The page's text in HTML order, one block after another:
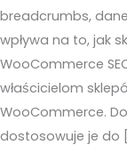
breadcrumbs,
wpływa na to, jak
WooCommerce
właścicielom
WooCommerce.
dostosowuje je do